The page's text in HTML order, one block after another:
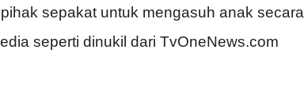
sepakat untuk mengasuh anak
seperti dinukil dari TvOneNews.com